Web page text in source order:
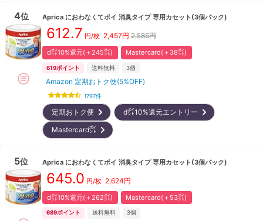
4位 Aprica におわなくてポイ 消臭タイプ 専用カセット(3個パック)
612.7 円/枚 2,457円 2,586円
d㌽10%還元(＋245㌽) Mastercard(＋38㌽)
619ポイント 送料無料 3個
Amazon 定期おトク便(5%OFF)
1797件
定期おトク便
d㌽10%還元エントリー
Mastercard㌽
5位 Aprica におわなくてポイ 消臭タイプ 専用カセット(3個パック)
645.0 円/枚 2,624円
d㌽10%還元(＋262㌽) Mastercard(＋53㌽)
689ポイント 送料無料 3個